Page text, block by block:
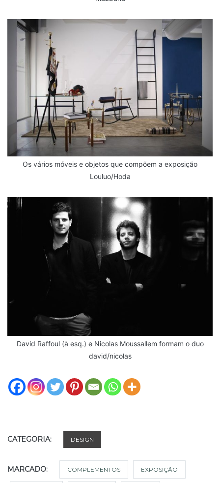
Os vários móveis e objetos que compõem a exposição
Louluo/Hoda
David Raffoul (à esq.) e Nicolas Moussallem formam o duo
david/nicolas
CATEGORIA: DESIGN
MARCADO: COMPLEMENTOS EXPOSIÇÃO